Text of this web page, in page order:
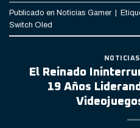
Publicado en Noticias Gamer |
Switch Oled
El Reinado
19 Años